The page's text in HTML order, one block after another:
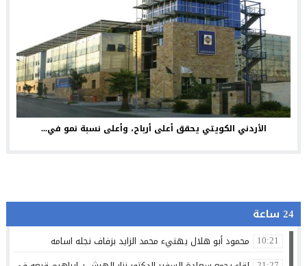
الأردني الكويتي يحقق أعلى أرباح، وأعلى نسبة نمو في...
24 ساعة
10:21 محمود أبو هلال يهنيء محمد الزايد بزفاف نجله اسامه